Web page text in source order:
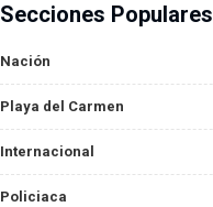
Secciones Populares
Nación
Playa del Carmen
Internacional
Policiaca